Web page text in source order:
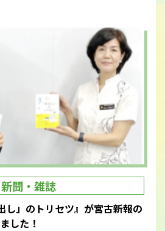
新聞・雑誌
し」のトリセツ』が宮古新報の
した！